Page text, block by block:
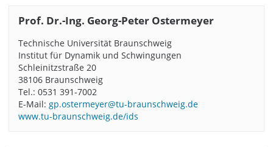
Prof. Dr.-Ing. Georg-Peter Ostermeyer
Technische Universität Braunschweig
Institut für Dynamik und Schwingungen
Schleinitzstraße 20
38106 Braunschweig
Tel.: 0531 391-7002
E-Mail: gp.ostermeyer@tu-braunschweig.de
www.tu-braunschweig.de/ids